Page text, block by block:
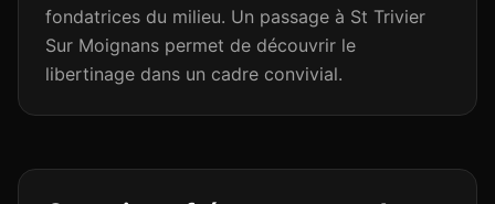
fondatrices du milieu. Un passage à St Trivier
Sur Moignans permet de découvrir le
libertinage dans un cadre convivial.